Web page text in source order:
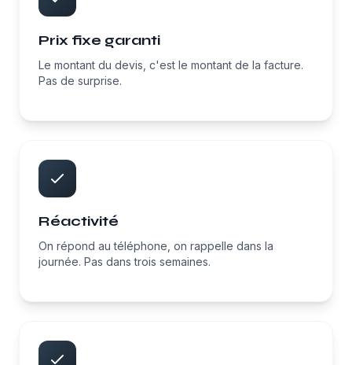
Prix fixe garanti
Le montant du devis, c'est le montant de la facture.
Pas de surprise.
Réactivité
On répond au téléphone, on rappelle dans la
journée. Pas dans trois semaines.